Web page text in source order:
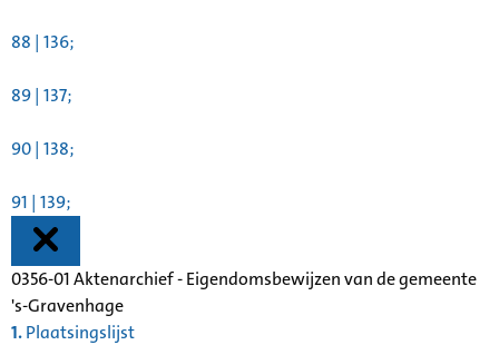
88 | 136;
89 | 137;
90 | 138;
91 | 139;
0356-01 Aktenarchief - Eigendomsbewijzen van de gemeente
's-Gravenhage
1.Plaatsingslijst